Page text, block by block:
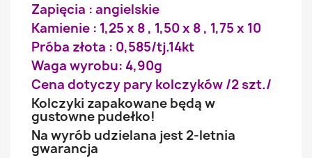
Zapięcia : angielskie
Kamienie : 1,25 x 8 , 1,50 x 8 , 1,75 x 10
Próba złota : 0,585/tj.14kt
Waga wyrobu: 4,90g
Cena dotyczy pary kolczyków /2 szt./
Kolczyki zapakowane będą w
gustowne pudełko!
Na wyrób udzielana jest 2-letnia
gwarancja